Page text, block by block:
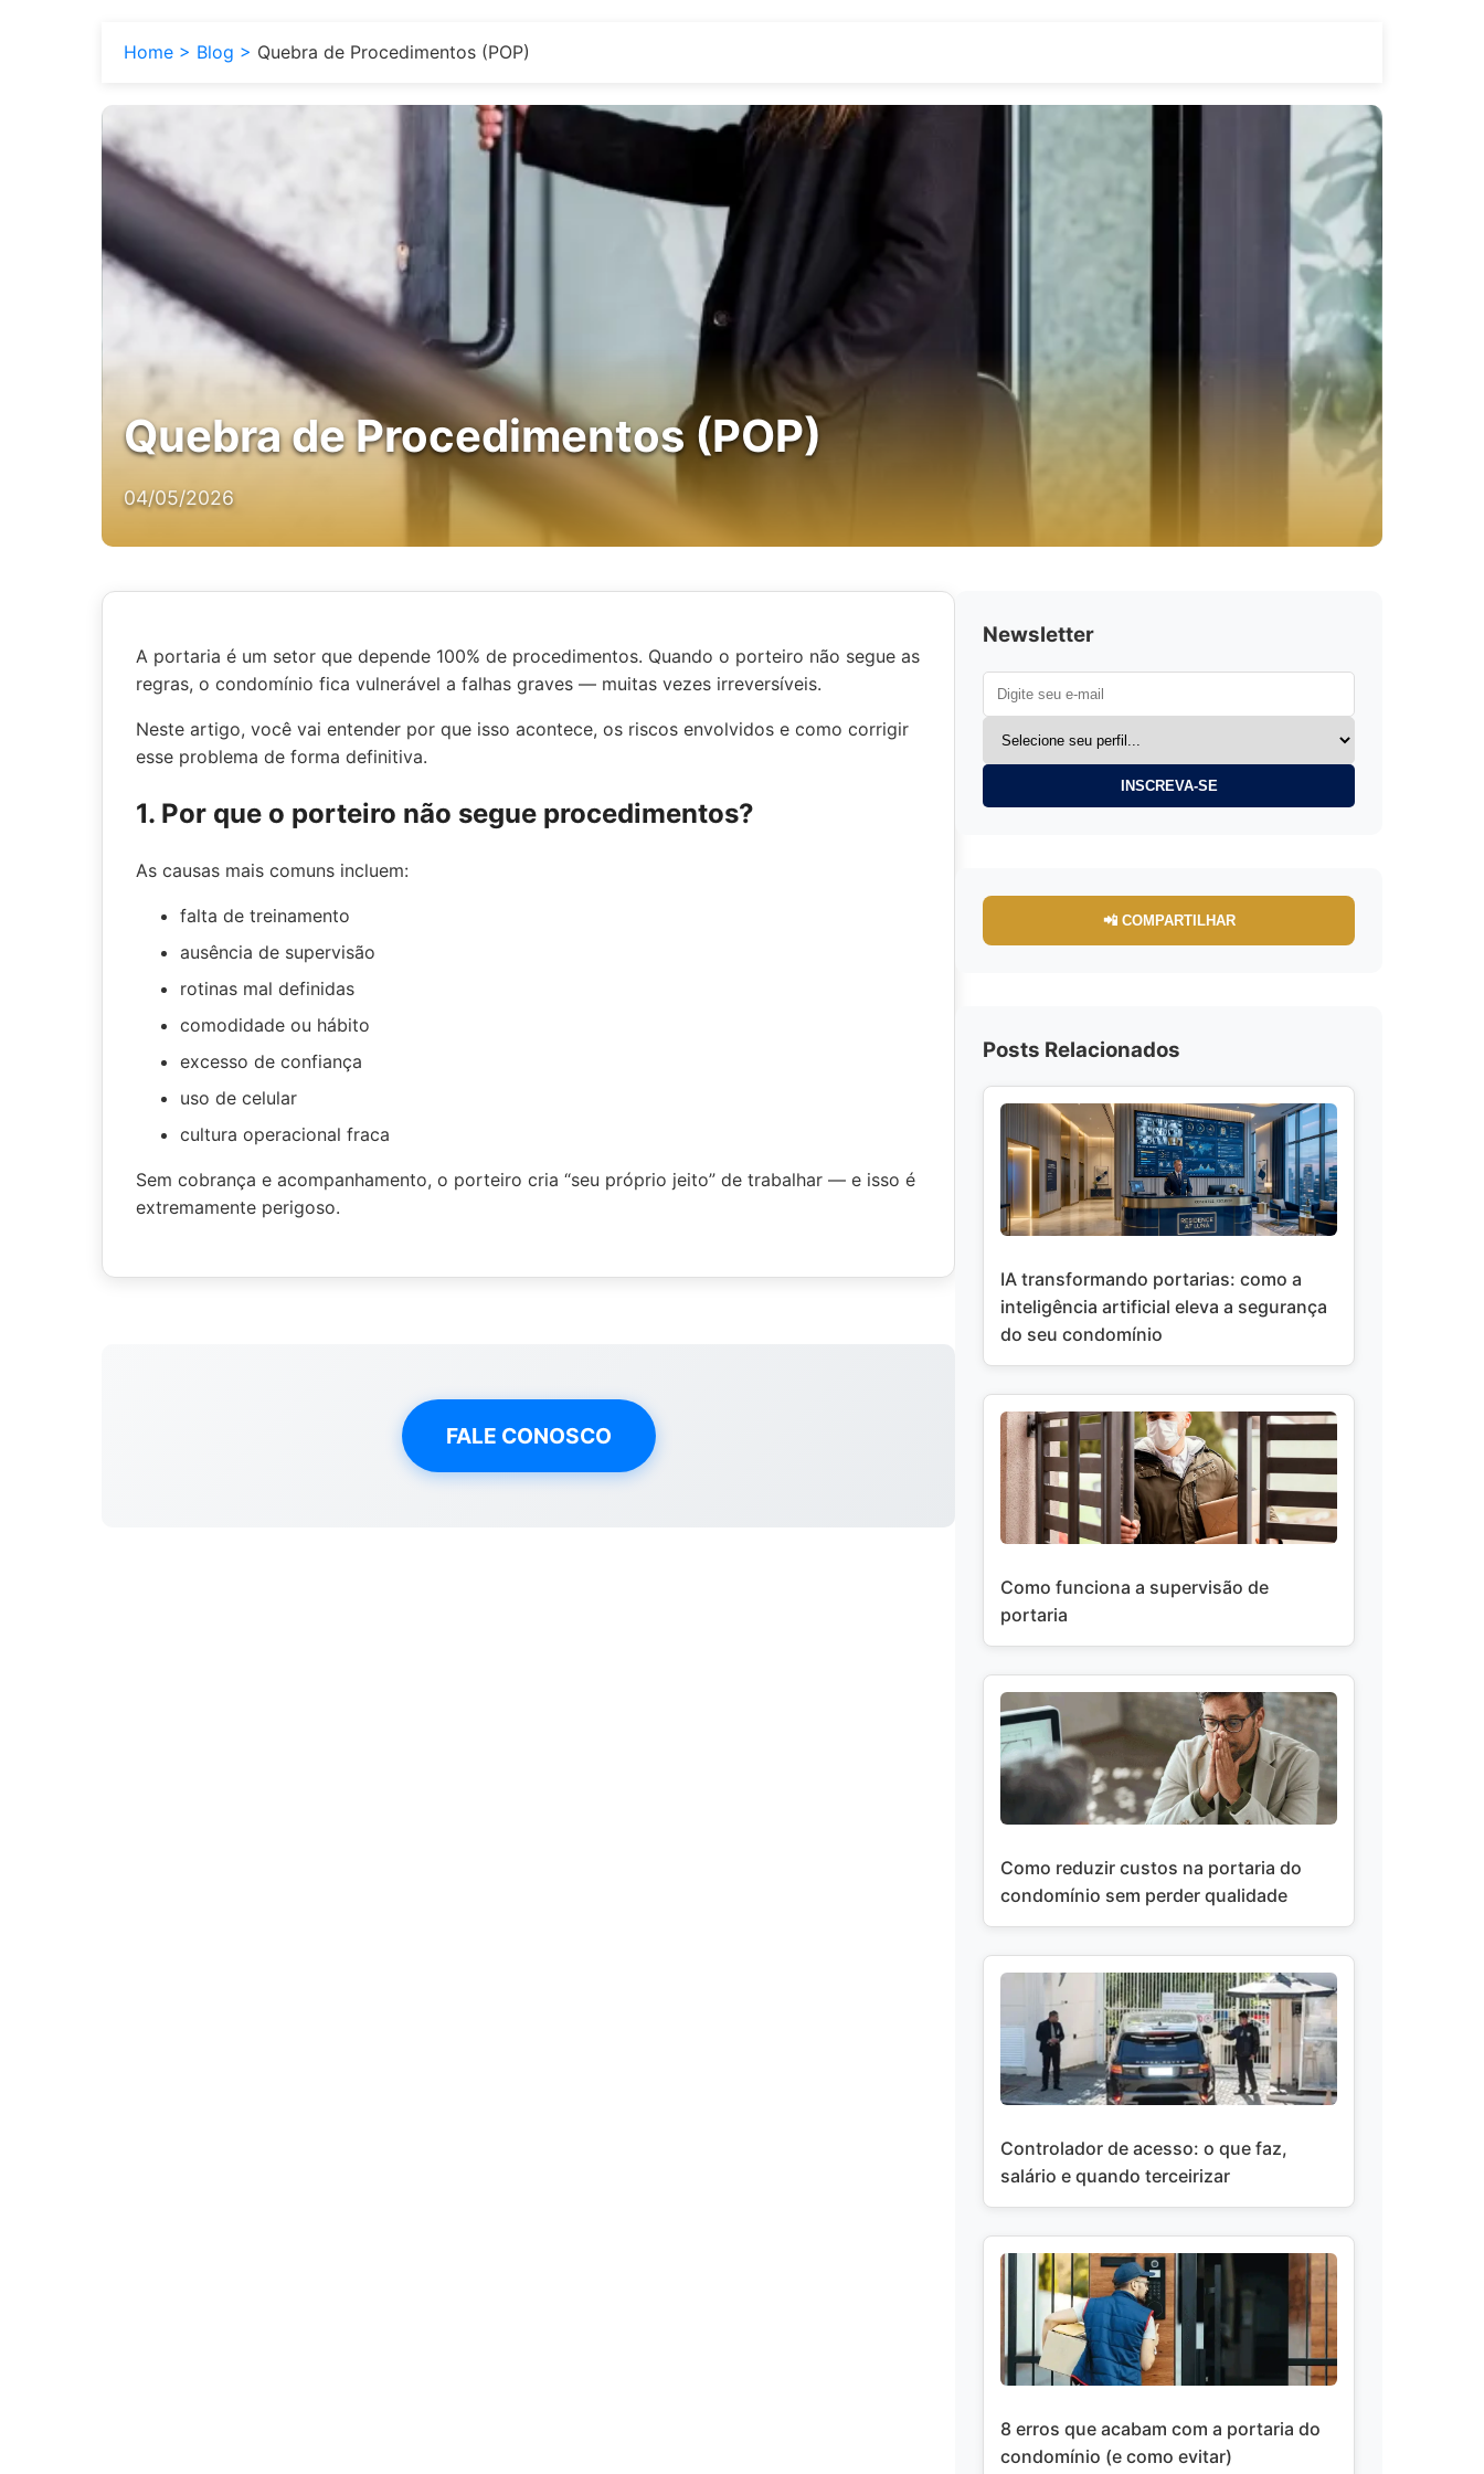
Home Blog Quebra de Procedimentos (POP)
Quebra de Procedimentos (POP)
04/05/2026
A portaria é um setor que depende 100% de procedimentos. Quando o porteiro não segue as
regras, o condomínio fica vulnerável a falhas graves — muitas vezes irreversíveis.
Neste artigo, você vai entender por que isso acontece, os riscos envolvidos e como corrigir
esse problema de forma definitiva.
1. Por que o porteiro não segue procedimentos?
As causas mais comuns incluem:
falta de treinamento
ausência de supervisão
rotinas mal definidas
comodidade ou hábito
excesso de confiança
uso de celular
cultura operacional fraca
Sem cobrança e acompanhamento, o porteiro cria “seu próprio jeito” de trabalhar — e isso é
extremamente perigoso.
FALE CONOSCO
Newsletter
INSCREVA-SE
📲 COMPARTILHAR
Posts Relacionados
IA transformando portarias: como a
inteligência artificial eleva a segurança
do seu condomínio
Como funciona a supervisão de
portaria
Como reduzir custos na portaria do
condomínio sem perder qualidade
Controlador de acesso: o que faz,
salário e quando terceirizar
8 erros que acabam com a portaria do
condomínio (e como evitar)